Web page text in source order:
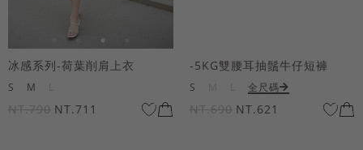
冰感系列-荷葉削肩上衣
S M
NT.790 NT.711
-5KG雙腰耳抽鬚牛仔短褲
S 全尺碼
NT.690 NT.621